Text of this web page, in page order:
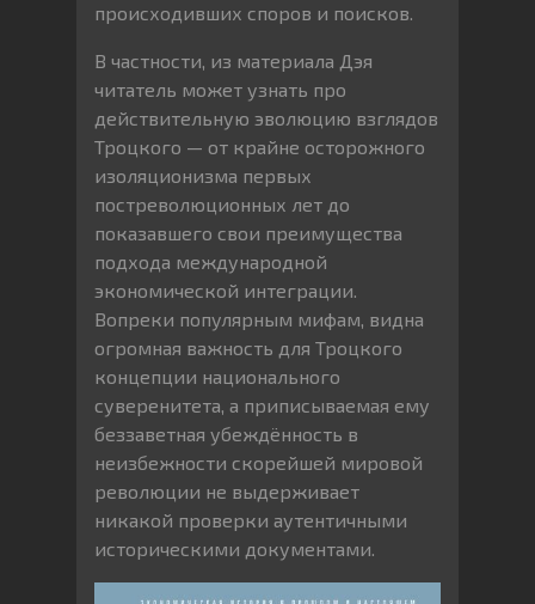
происходивших споров и поисков.
В частности, из материала Дэя
читатель может узнать про
действительную эволюцию взглядов
Троцкого — от крайне осторожного
изоляционизма первых
постреволюционных лет до
показавшего свои преимущества
подхода международной
экономической интеграции.
Вопреки популярным мифам, видна
огромная важность для Троцкого
концепции национального
суверенитета, а приписываемая ему
беззаветная убеждённость в
неизбежности скорейшей мировой
революции не выдерживает
никакой проверки аутентичными
историческими документами.